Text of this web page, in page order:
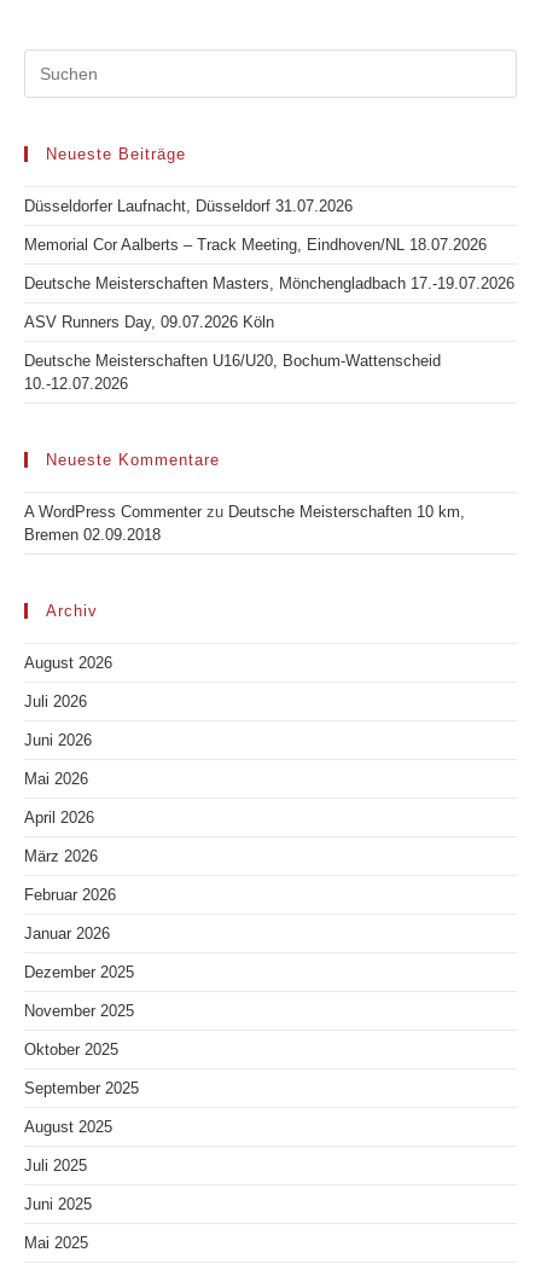
Neueste Beiträge
Düsseldorfer Laufnacht, Düsseldorf 31.07.2026
Memorial Cor Aalberts – Track Meeting, Eindhoven/NL 18.07.2026
Deutsche Meisterschaften Masters, Mönchengladbach 17.-19.07.2026
ASV Runners Day, 09.07.2026 Köln
Deutsche Meisterschaften U16/U20, Bochum-Wattenscheid
10.-12.07.2026
Neueste Kommentare
A WordPress Commenter zu Deutsche Meisterschaften 10 km,
Bremen 02.09.2018
Archiv
August 2026
Juli 2026
Juni 2026
Mai 2026
April 2026
März 2026
Februar 2026
Januar 2026
Dezember 2025
November 2025
Oktober 2025
September 2025
August 2025
Juli 2025
Juni 2025
Mai 2025